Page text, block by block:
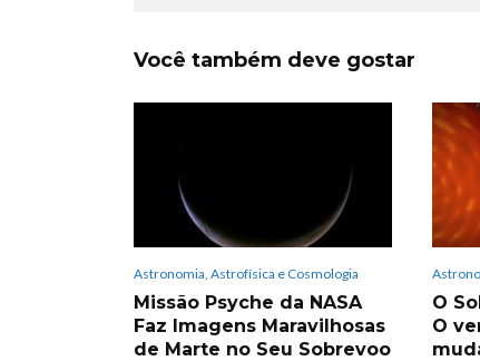
Você também deve gostar
Astronomia, Astrofísica e Cosmologia
Missão Psyche da NASA
Faz Imagens Maravilhosas
de Marte no Seu Sobrevoo
O
O